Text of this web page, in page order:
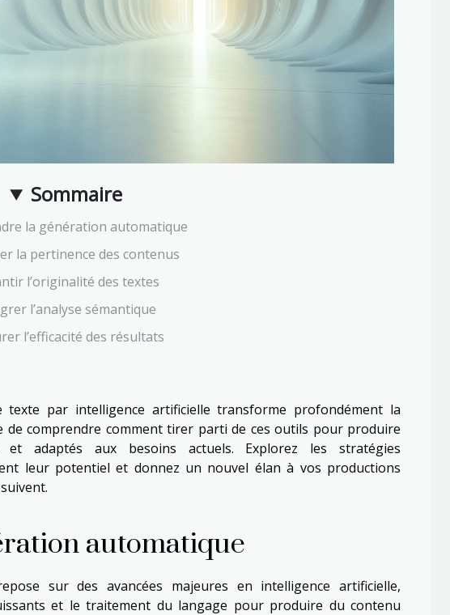
Sommaire
la génération automatique
la pertinence des contenus
l’originalité des textes
l’analyse sémantique
l’efficacité des résultats
texte par intelligence artificielle transforme profondément la
de comprendre comment tirer parti de ces outils pour produire
et adaptés aux besoins actuels. Explorez les stratégies
leur potentiel et donnez un nouvel élan à vos productions
automatique
sur des avancées majeures en intelligence artificielle,
et le traitement du langage pour produire du contenu